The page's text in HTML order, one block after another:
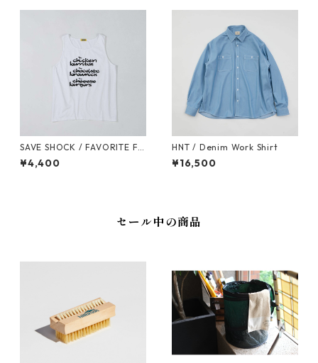
SAVE SHOCK / FAVORITE FO
ODS TANK TOP
¥4,400
HNT / Denim Work Shirt
¥16,500
セール中の商品